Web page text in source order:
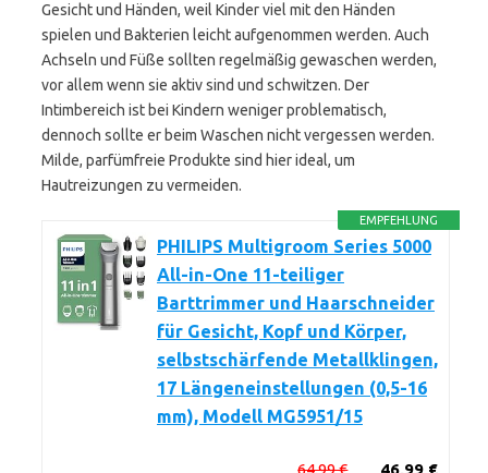
Gesicht und Händen, weil Kinder viel mit den Händen
spielen und Bakterien leicht aufgenommen werden. Auch
Achseln und Füße sollten regelmäßig gewaschen werden,
vor allem wenn sie aktiv sind und schwitzen. Der
Intimbereich ist bei Kindern weniger problematisch,
dennoch sollte er beim Waschen nicht vergessen werden.
Milde, parfümfreie Produkte sind hier ideal, um
Hautreizungen zu vermeiden.
EMPFEHLUNG
PHILIPS Multigroom Series 5000
All-in-One 11-teiliger
Barttrimmer und Haarschneider
für Gesicht, Kopf und Körper,
selbstschärfende Metallklingen,
17 Längeneinstellungen (0,5-16
mm), Modell MG5951/15
46,99 €
64,99 €